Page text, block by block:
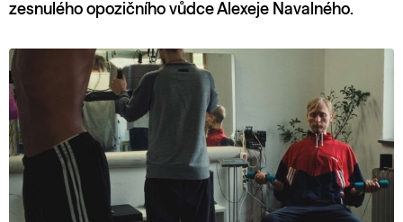
zesnulého opozičního vůdce Alexeje Navalného.